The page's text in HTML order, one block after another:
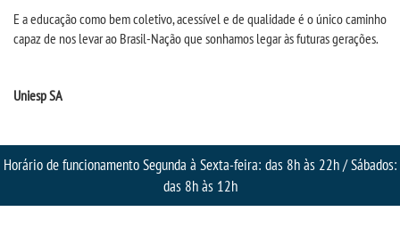
REVISTA INTRACIÊNCIA
UNIESP NEWS
E a educação como bem coletivo, acessível e de qualidade é o único caminho
capaz de nos levar ao Brasil-Nação que sonhamos legar às futuras gerações.
Uniesp SA
Horário de funcionamento Segunda à Sexta-feira: das 8h às 22h / Sábados:
das 8h às 12h